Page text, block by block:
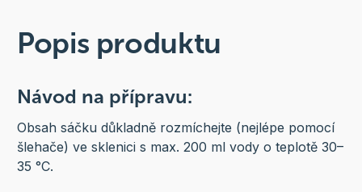
Popis produktu
Návod na přípravu:
Obsah sáčku důkladně rozmíchejte (nejlépe pomocí
šlehače) ve sklenici s max. 200 ml vody o teplotě 30–
35 °C.